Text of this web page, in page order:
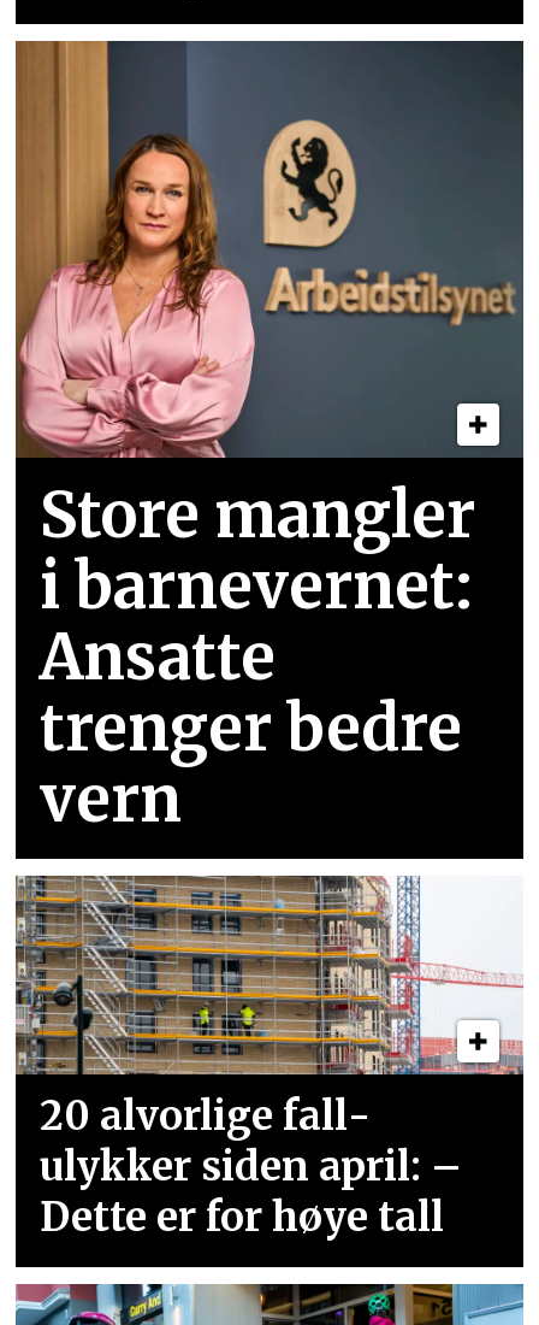
Store mangler
i barnevernet:
Ansatte
trenger bedre
vern
20 alvorlige fall­
ulykker siden april: –
Dette er for høye tall